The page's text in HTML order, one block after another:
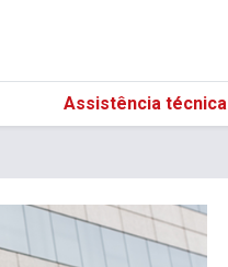
Assistência técnica